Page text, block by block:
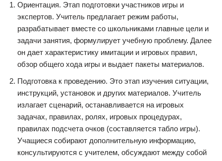
Ориентация. Этап подготовки участников игры и
экспертов. Учитель предлагает режим работы,
разрабатывает вместе со школьниками главные цели и
задачи занятия, формулирует учебную проблему. Далее
он дает характеристику имитации и игровых правил,
обзор общего хода игры и выдает пакеты материалов.
Подготовка к проведению. Это этап изучения ситуации,
инструкций, установок и других материалов. Учитель
излагает сценарий, останавливается на игровых
задачах, правилах, ролях, игровых процедурах,
правилах подсчета очков (составляется табло игры).
Учащиеся собирают дополнительную информацию,
консультируются с учителем, обсуждают между собой